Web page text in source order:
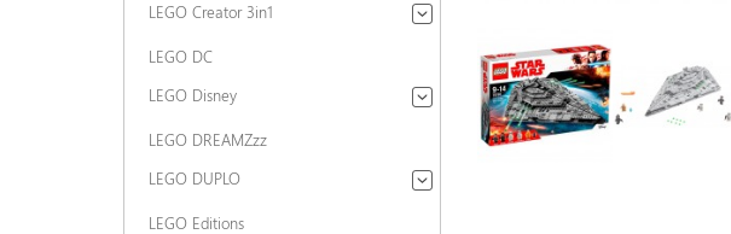
LEGO Creator 3in1
LEGO DC
LEGO Disney
LEGO DREAMZzz
LEGO DUPLO
LEGO Editions